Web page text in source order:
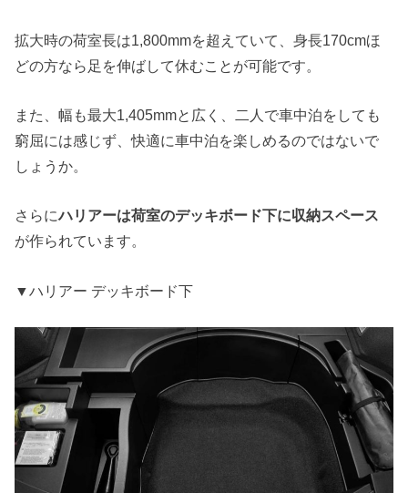
拡大時の荷室長は1,800mmを超えていて、身長170cmほ
どの方なら足を伸ばして休むことが可能です。
また、幅も最大1,405mmと広く、二人で車中泊をしても
窮屈には感じず、快適に車中泊を楽しめるのではないで
しょうか。
さらにハリアーは荷室のデッキボード下に収納スペース
が作られています。
▼ハリアー デッキボード下